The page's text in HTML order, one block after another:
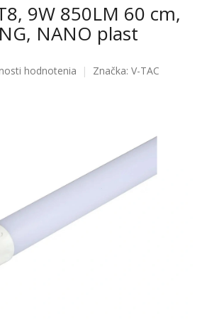
9W 850LM 60 cm,
NANO plast
hodnotenia Značka: V-TAC